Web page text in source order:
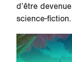
d’être
science-fiction.